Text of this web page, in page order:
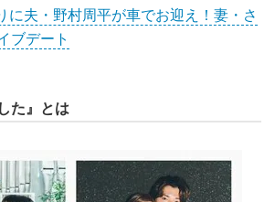
に夫・野村周平が車でお迎え！妻・さ
ブデート
た』とは